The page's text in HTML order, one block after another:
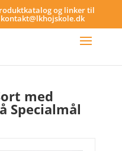
og linker til
kontakt@lkhojskole.dk
med
Specialmål